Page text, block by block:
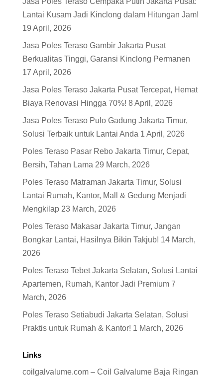
Lantai Kusam Jadi Kinclong dalam Hitungan Jam!
19 April, 2026
Jasa Poles Teraso Gambir Jakarta Pusat
Berkualitas Tinggi, Garansi Kinclong Permanen
17 April, 2026
Jasa Poles Teraso Jakarta Pusat Tercepat, Hemat
Biaya Renovasi Hingga 70%! 8 April, 2026
Jasa Poles Teraso Pulo Gadung Jakarta Timur,
Solusi Terbaik untuk Lantai Anda 1 April, 2026
Poles Teraso Pasar Rebo Jakarta Timur, Cepat,
Bersih, Tahan Lama 29 March, 2026
Poles Teraso Matraman Jakarta Timur, Solusi
Lantai Rumah, Kantor, Mall & Gedung Menjadi
Mengkilap 23 March, 2026
Poles Teraso Makasar Jakarta Timur, Jangan
Bongkar Lantai, Hasilnya Bikin Takjub! 14 March,
2026
Poles Teraso Tebet Jakarta Selatan, Solusi Lantai
Apartemen, Rumah, Kantor Jadi Premium 7
March, 2026
Poles Teraso Setiabudi Jakarta Selatan, Solusi
Praktis untuk Rumah & Kantor! 1 March, 2026
Links
coilgalvalume.com – Coil Galvalume Baja Ringan